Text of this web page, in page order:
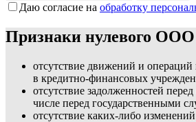
Даю согласие на обработку
Признаки нулевого ООО
отсутствие движений и
в кредитно-финансовых
отсутствие задолженностей
числе перед государственными
отсутствие каких-либо